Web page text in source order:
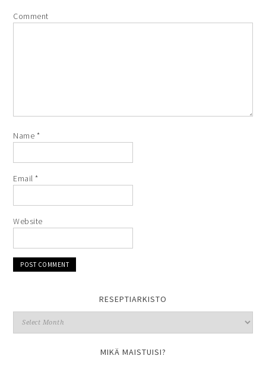
Comment
Name *
Email*
Website
RESEPTIARKISTO
MIKÄ MAISTUISI?